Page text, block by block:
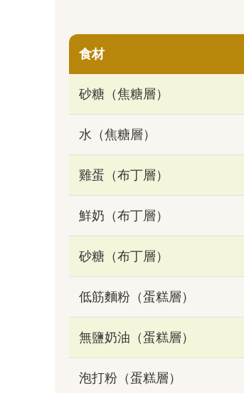
食材
砂糖（焦糖層）
水（焦糖層）
雞蛋（布丁層）
鮮奶（布丁層）
砂糖（布丁層）
低筋麵粉（蛋糕層）
無鹽奶油（蛋糕層）
泡打粉（蛋糕層）